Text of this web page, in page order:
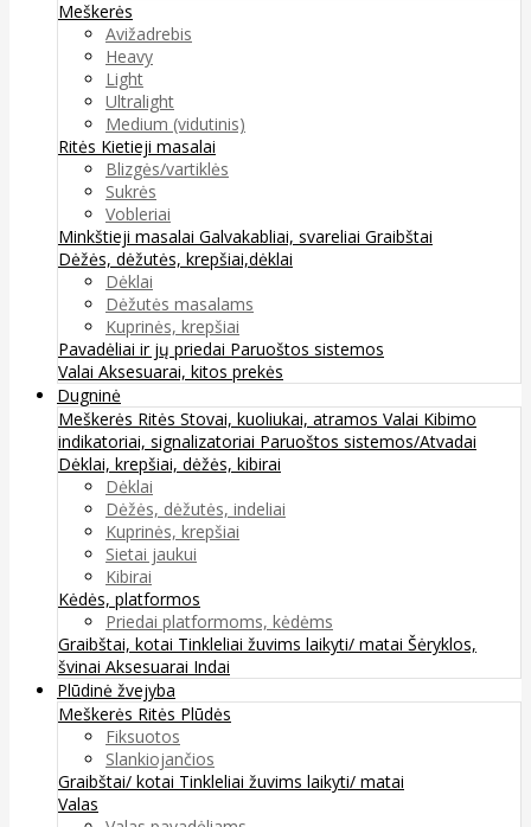
Meškerės
Avižadrebis
Heavy
Light
Ultralight
Medium (vidutinis)
Ritės Kietieji masalai
Blizgės/vartiklės
Sukrės
Vobleriai
Minkštieji masalai Galvakabliai, svareliai Graibštai
Dėžės, dėžutės, krepšiai,dėklai
Dėklai
Dėžutės masalams
Kuprinės, krepšiai
Pavadėliai ir jų priedai Paruoštos sistemos
Valai Aksesuarai, kitos prekės
Dugninė
Meškerės Ritės Stovai, kuoliukai, atramos Valai Kibimo
indikatoriai, signalizatoriai Paruoštos sistemos/Atvadai
Dėklai, krepšiai, dėžės, kibirai
Dėklai
Dėžės, dėžutės, indeliai
Kuprinės, krepšiai
Sietai jaukui
Kibirai
Kėdės, platformos
Priedai platformoms, kėdėms
Graibštai, kotai Tinkleliai žuvims laikyti/ matai Šėryklos,
švinai Aksesuarai Indai
Plūdinė žvejyba
Meškerės Ritės Plūdės
Fiksuotos
Slankiojančios
Graibštai/ kotai Tinkleliai žuvims laikyti/ matai
Valas